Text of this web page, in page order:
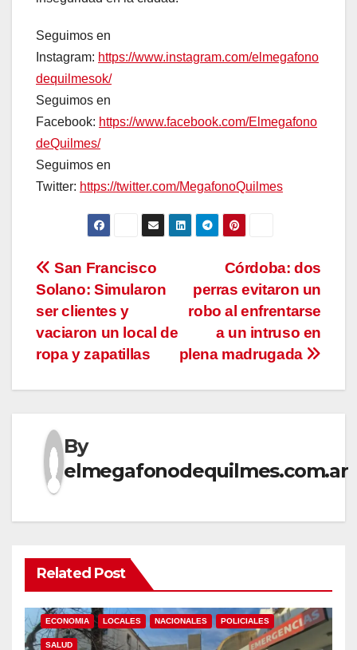
Seguimos en
Instagram: https://www.instagram.com/elmegafono
dequilmesok/
Seguimos en
Facebook: https://www.facebook.com/Elmegafono
deQuilmes/
Seguimos en
Twitter: https://twitter.com/MegafonoQuilmes
Navegación
de
entradas
Córdoba: dos
perras evitaron un
robo al enfrentarse
a un intruso en
plena madrugada
San Francisco
Solano: Simularon
ser clientes y
vaciaron un local de
ropa y zapatillas
By
elmegafonodequilmes.com.ar
Related Post
ECONOMIA LOCALES NACIONALES POLICIALES
SALUD